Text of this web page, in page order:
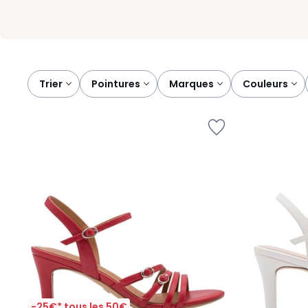
Trier
pointures marques couleurs